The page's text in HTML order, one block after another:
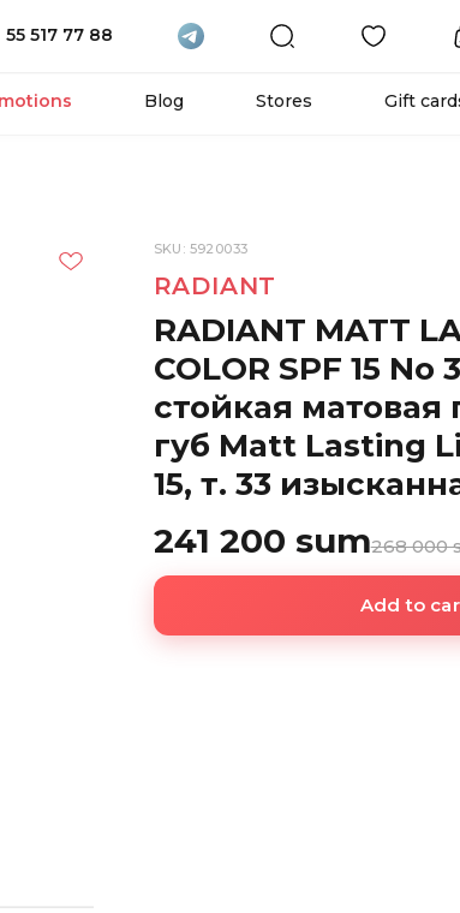
55 517 77 88
Blog Stores Gift
SKU: 5920033
RADIANT
RADIANT MATT
COLOR SPF 15
стойкая
губ Matt Lasting
15, т. 33
241 200 sum268 000
Add to